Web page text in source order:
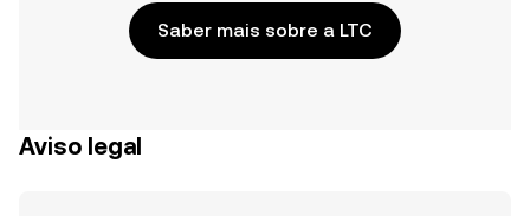
Saber mais sobre a LTC
Aviso legal